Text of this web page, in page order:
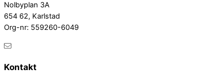
Nolbyplan 3A
654 62, Karlstad
Org-nr: 559260-6049
Kontakt